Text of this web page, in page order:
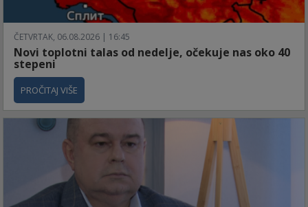
ČETVRTAK, 06.08.2026 | 16:45
Novi toplotni talas od nedelje, očekuje nas oko 40
stepeni
PROČITAJ VIŠE